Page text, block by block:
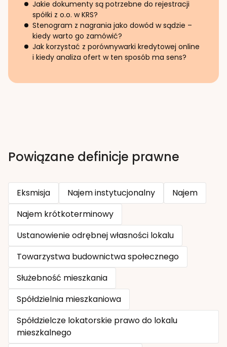
Jakie dokumenty są potrzebne do rejestracji
spółki z o.o. w KRS?
Stenogram z nagrania jako dowód w sądzie –
kiedy warto go zamówić?
Jak korzystać z porównywarki kredytowej online
i kiedy analiza ofert w ten sposób ma sens?
Powiązane definicje prawne
Eksmisja Najem instytucjonalny
Najem
Najem krótkoterminowy
Ustanowienie odrębnej własności lokalu
Towarzystwa budownictwa społecznego
Służebność mieszkania
Spółdzielnia mieszkaniowa
Spółdzielcze lokatorskie prawo do lokalu
mieszkalnego